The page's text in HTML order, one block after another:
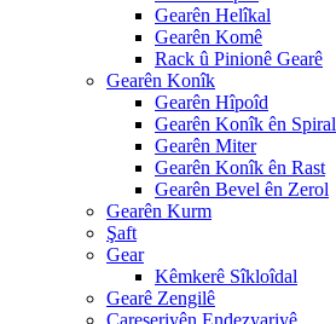
Gearên Helîkal
Gearên Komê
Rack û Pinionê Gearê
Gearên Konîk
Gearên Hîpoîd
Gearên Konîk ên Spiral
Gearên Miter
Gearên Konîk ên Rast
Gearên Bevel ên Zerol
Gearên Kurm
Şaft
Gear
Kêmkerê Sîkloîdal
Gearê Zengilê
Çareseriyên Endezyariyê